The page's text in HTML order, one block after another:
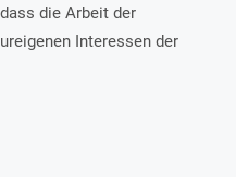
die Arbeit der
Interessen der